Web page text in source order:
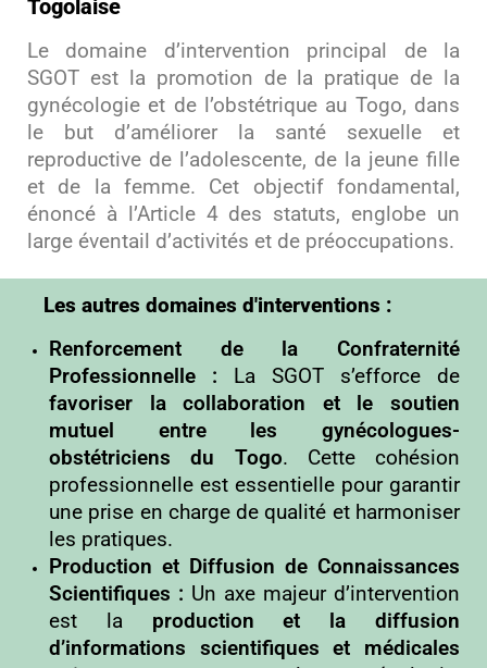
Togolaise
Le domaine d’intervention principal de la
SGOT est la promotion de la pratique de la
gynécologie et de l’obstétrique au Togo, dans
le but d’améliorer la santé sexuelle et
reproductive de l’adolescente, de la jeune fille
et de la femme. Cet objectif fondamental,
énoncé à l’Article 4 des statuts, englobe un
large éventail d’activités et de préoccupations.
Les autres domaines d'interventions :
Renforcement de la Confraternité
Professionnelle : La SGOT s’efforce de
favoriser la collaboration et le soutien
mutuel entre les gynécologues-
obstétriciens du Togo. Cette cohésion
professionnelle est essentielle pour garantir
une prise en charge de qualité et harmoniser
les pratiques.
Production et Diffusion de Connaissances
Scientifiques : Un axe majeur d’intervention
est la production et la diffusion
d’informations scientifiques et médicales